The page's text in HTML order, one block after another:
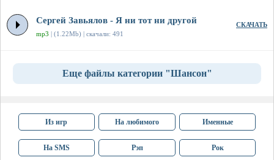
Сергей Завьялов - Я ни тот ни другой
mp3 | (1.22Mb) | скачали: 491
СКАЧАТЬ
Еще файлы категории "Шансон"
Из игр На любимого Именные
На SMS Рэп Рок